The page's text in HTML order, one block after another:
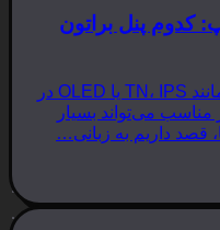
کدوم پنل براتون
با وجود نام‌های تخصصی و پیچیده‌ای مانند TN، IPS یا OLED در
می‌تواند بسیار
قصد داریم به زبانی…